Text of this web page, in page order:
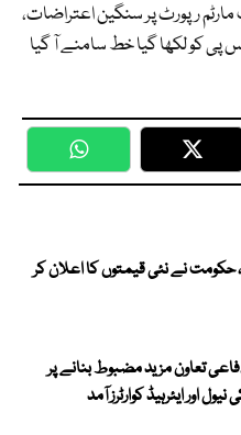
رپورٹ پر سنگین اعتراضات،
پی کو لکھا گیا خط سامنے آ گیا
WhatsApp
حکومت نے نئی قیمتوں کا اعلان کر
تعاون مزید مضبوط بنانے پر
اور ایئرہیڈ کوارٹرز آمد